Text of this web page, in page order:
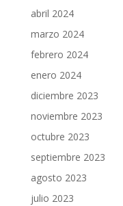
abril 2024
marzo 2024
febrero 2024
enero 2024
diciembre 2023
noviembre 2023
octubre 2023
septiembre 2023
agosto 2023
julio 2023